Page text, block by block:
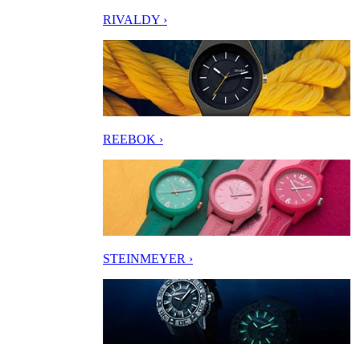
RIVALDY ›
REEBOK ›
STEINMEYER ›